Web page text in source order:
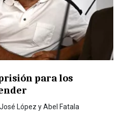
para los
López y Abel Fatala